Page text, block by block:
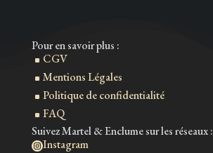
Pour en savoir plus :
^ CGV
^ Mentions Légales
^ Politique de confidentialité
^ FAQ
Suivez Martel & Enclume sur les réseaux :
Instagram